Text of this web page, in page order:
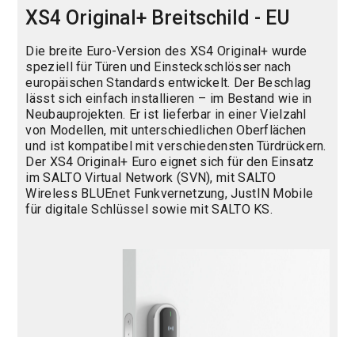
XS4 Original+ Breitschild - EU
Die breite Euro-Version des XS4 Original+ wurde
speziell für Türen und Einsteckschlösser nach
europäischen Standards entwickelt. Der Beschlag
lässt sich einfach installieren – im Bestand wie in
Neubauprojekten. Er ist lieferbar in einer Vielzahl
von Modellen, mit unterschiedlichen Oberflächen
und ist kompatibel mit verschiedensten Türdrückern.
Der XS4 Original+ Euro eignet sich für den Einsatz
im SALTO Virtual Network (SVN), mit SALTO
Wireless BLUEnet Funkvernetzung, JustIN Mobile
für digitale Schlüssel sowie mit SALTO KS.